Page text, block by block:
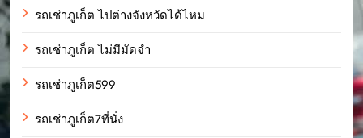
รถเช่าภูเก็ต ไปต่างจังหวัดได้ไหม
รถเช่าภูเก็ต ไม่มีมัดจำ
รถเช่าภูเก็ต599
รถเช่าภูเก็ต7ที่นั่ง